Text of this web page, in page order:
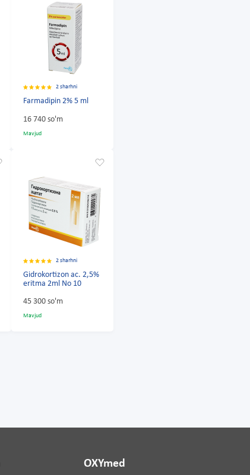
2 sharhni
Farmadipin 2% 5 ml
16 740 so'm
Mavjud
2 sharhni
Gidrokortizon ac. 2,5%
eritma 2ml No 10
45 300 so'm
Mavjud
OXYmed